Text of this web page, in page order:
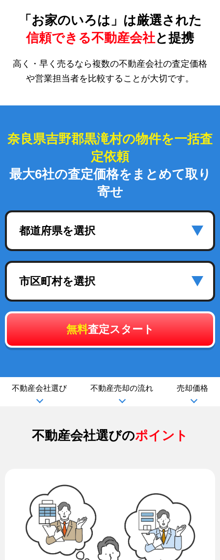
「お家のいろは」は厳選された
信頼できる不動産会社と提携
高く・早く売るなら複数の不動産会社の査定価格
や営業担当者を比較することが大切です。
奈良県吉野郡黒滝村の物件を一括査
定依頼
最大6社の査定価格をまとめて取り
寄せ
都道府県を選択
市区町村を選択
無料査定スタート
不動産会社選び 不動産売却の流れ 売却価格
不動産会社選びのポイント